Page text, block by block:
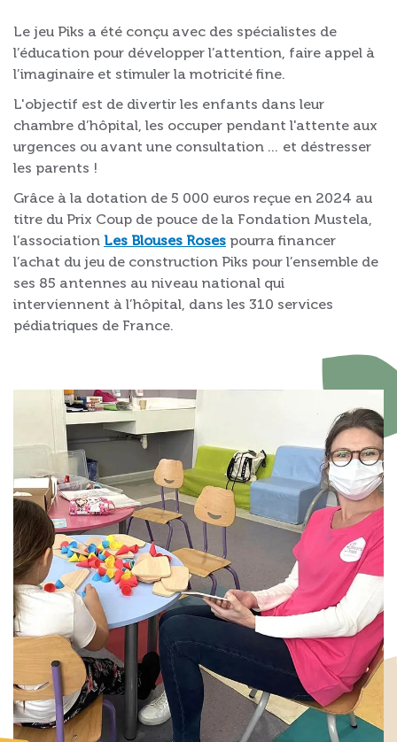
Le jeu Piks a été conçu avec des spécialistes de
l’éducation pour développer l’attention, faire appel à
l’imaginaire et stimuler la motricité fine.
L'objectif est de divertir les enfants dans leur
chambre d’hôpital, les occuper pendant l'attente aux
urgences ou avant une consultation … et déstresser
les parents !
Grâce à la dotation de 5 000 euros reçue en 2024 au
titre du Prix Coup de pouce de la Fondation Mustela,
l’association Les Blouses Roses pourra financer
l’achat du jeu de construction Piks pour l’ensemble de
ses 85 antennes au niveau national qui
interviennent à l’hôpital, dans les 310 services
pédiatriques de France.
Image